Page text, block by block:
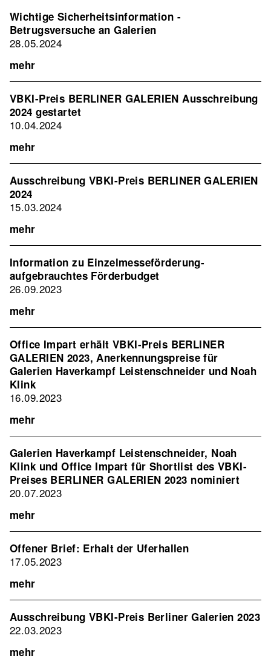
Wichtige Sicherheitsinformation -
Betrugsversuche an Galerien
28.05.2024
mehr
VBKI-Preis BERLINER GALERIEN Ausschreibung
2024 gestartet
10.04.2024
mehr
Ausschreibung VBKI-Preis BERLINER GALERIEN
2024
15.03.2024
mehr
Information zu Einzelmesseförderung-
aufgebrauchtes Förderbudget
26.09.2023
mehr
Office Impart erhält VBKI-Preis BERLINER
GALERIEN 2023, Anerkennungs­preise für
Galerien Haverkampf Leistenschneider und Noah
Klink
16.09.2023
mehr
Galerien Haverkampf Leistenschneider, Noah
Klink und Office Impart für Shortlist des VBKI-
Preises BERLINER GALERIEN 2023 nominiert
20.07.2023
mehr
Offener Brief: Erhalt der Uferhallen
17.05.2023
mehr
Ausschreibung VBKI-Preis Berliner Galerien 2023
22.03.2023
mehr